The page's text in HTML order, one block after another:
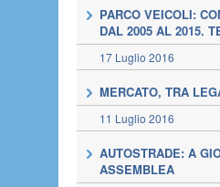
PARCO VEICOLI:
DAL 2005 AL 2015.
17 Luglio 2016
MERCATO, TRA
11 Luglio 2016
AUTOSTRADE: A
ASSEMBLEA